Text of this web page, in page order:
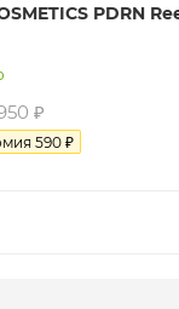
PDRN
₽
590 ₽